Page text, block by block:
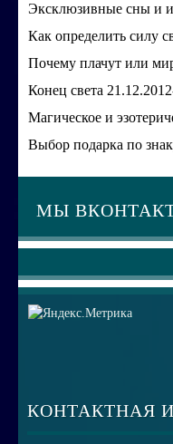
Эксклюзивные сны и
Как определить силу
Почему плачут или
Конец света
Магическое и
Выбор подарка по
МЫ
КОНТАКТНАЯ